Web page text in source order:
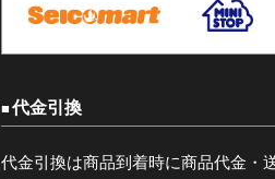
代金引換
代金引換は商品到着時に商品代金・